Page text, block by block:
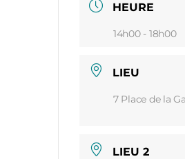
HEURE
14h00 - 18h00
LIEU
7 Place de la
LIEU 2